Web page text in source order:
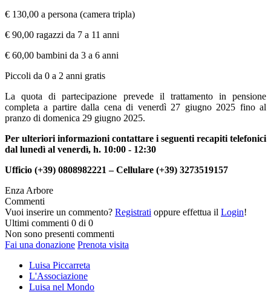
€ 130,00 a persona (camera tripla)
€ 90,00 ragazzi da 7 a 11 anni
€ 60,00 bambini da 3 a 6 anni
Piccoli da 0 a 2 anni gratis
La quota di partecipazione prevede il trattamento in pensione
completa a partire dalla cena di venerdì 27 giugno 2025 fino al
pranzo di domenica 29 giugno 2025.
Per ulteriori informazioni contattare i seguenti recapiti telefonici
dal lunedì al venerdì, h. 10:00 - 12:30
Ufficio (+39) 0808982221 – Cellulare (+39) 3273519157
Enza Arbore
Commenti
Vuoi inserire un commento? Registrati oppure effettua il Login!
Ultimi commenti 0 di 0
Non sono presenti commenti
Fai una donazione Prenota visita
Luisa Piccarreta
L'Associazione
Luisa nel Mondo